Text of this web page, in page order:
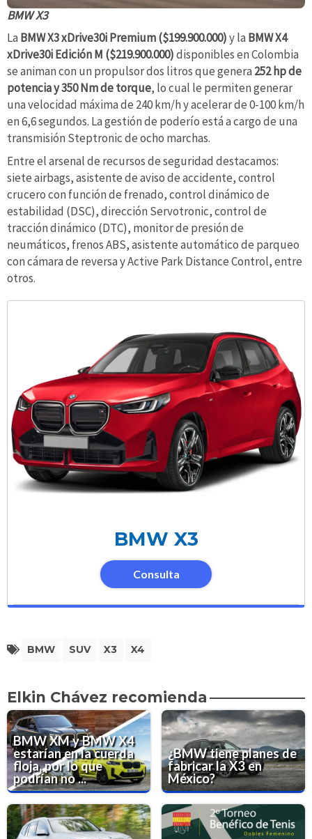
BMW X3
La BMW X3 xDrive30i Premium ($199.900.000)y la BMW X4
xDrive30i Edición M ($219.900.000)disponibles en Colombia
se animan con un propulsor dos litros que genera 252 hp de
potencia y 350 Nm de torque, lo cual le permiten generar
una velocidad máxima de 240 km/h y acelerar de 0-100 km/h
en 6,6 segundos. La gestión de poderío está a cargo de una
transmisión Steptronic de ocho marchas.
Entre el arsenal de recursos de seguridad destacamos:
siete airbags, asistente de aviso de accidente, control
crucero con función de frenado, control dinámico de
estabilidad (DSC), dirección Servotronic, control de
tracción dinámico (DTC), monitor de presión de
neumáticos, frenos ABS, asistente automático de parqueo
con cámara de reversa y Active Park Distance Control, entre
otros.
BMW X3
Consulta
BMW SUV X3 X4
Elkin Chávez recomienda
BMW XM y BMW X4
estarían en la cuerda
floja, por lo que
podrían no ...
¿BMW tiene planes de
fabricar la X3 en
México?